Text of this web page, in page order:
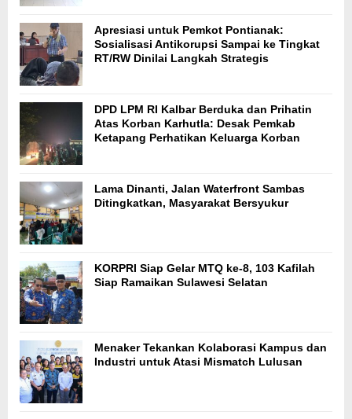
Apresiasi untuk Pemkot Pontianak:
Sosialisasi Antikorupsi Sampai ke Tingkat
RT/RW Dinilai Langkah Strategis
DPD LPM RI Kalbar Berduka dan Prihatin
Atas Korban Karhutla: Desak Pemkab
Ketapang Perhatikan Keluarga Korban
Lama Dinanti, Jalan Waterfront Sambas
Ditingkatkan, Masyarakat Bersyukur
KORPRI Siap Gelar MTQ ke-8, 103 Kafilah
Siap Ramaikan Sulawesi Selatan
Menaker Tekankan Kolaborasi Kampus dan
Industri untuk Atasi Mismatch Lulusan